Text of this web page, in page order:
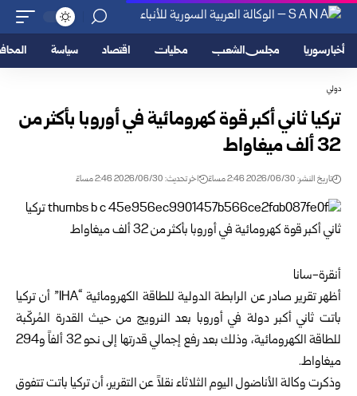
أخبار سوريا مجلس الشعب محليات اقتصاد سياسة
دولي
تركيا ثاني أكبر قوة كهرومائية في أوروبا بأكثر من
32 ألف ميغاواط
تاريخ النشر: 2026/06/30 2:46 مساءً اخر تحديث: 2026/06/30 2:46 مساءً
أنقرة-سانا
أظهر تقرير صادر عن الرابطة الدولية للطاقة الكهرومائية “IHA” أن تركيا
باتت ثاني أكبر دولة في أوروبا بعد النرويج من حيث القدرة المُركّبة
للطاقة الكهرومائية، وذلك بعد رفع إجمالي قدرتها إلى نحو 32 ألفاً و294
ميغاواط.
وذكرت وكالة الأناضول اليوم الثلاثاء نقلاً عن التقرير، أن تركيا باتت تتفوق